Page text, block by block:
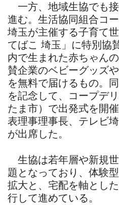
一方、地域生協でも
進む。生活協同組合コ
埼玉が主催する子育て
てばこ 埼玉」に特別協
内で生まれた赤ちゃん
賛企業のベビーグッズ
を無料で届けるもの。
を記念して、コープデ
たま市）で出発式を開
表理事理事長、テレビ
が出席した。
生協は若年層や新規
題となっており、体験
拡大と、宅配を軸とし
行して進めている。